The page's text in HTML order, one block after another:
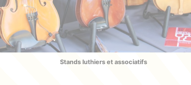
Stands luthiers et associatifs